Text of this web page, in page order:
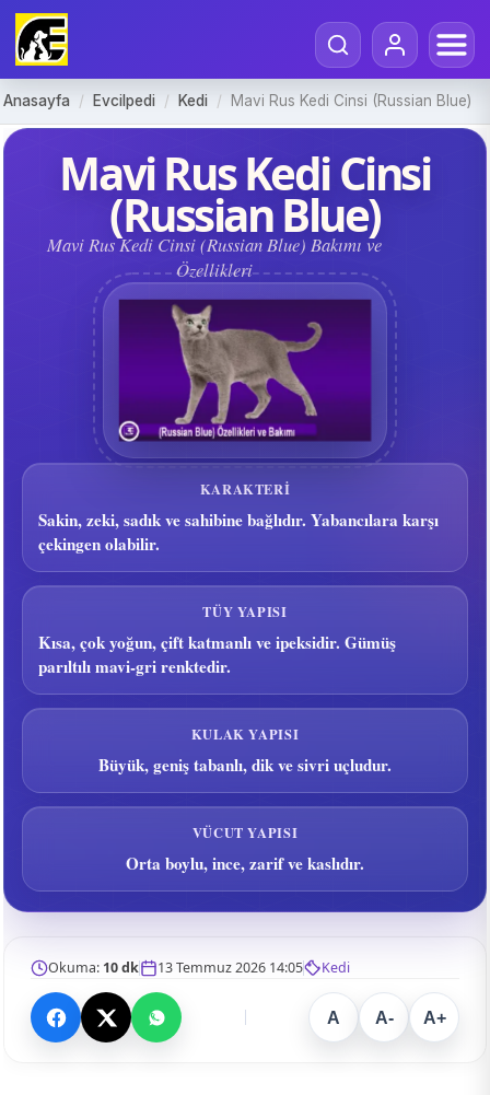
Anasayfa / Evcilpedi / Kedi / Mavi Rus Kedi Cinsi (Russian Blue)
Mavi Rus Kedi Cinsi
(Russian Blue)
Mavi Rus Kedi Cinsi (Russian Blue) Bakımı ve
Özellikleri
KARAKTERI
Sakin, zeki, sadık ve sahibine bağlıdır. Yabancılara karşı
çekingen olabilir.
TÜY YAPISI
Kısa, çok yoğun, çift katmanlı ve ipeksidir. Gümüş
parıltılı mavi-gri renktedir.
KULAK YAPISI
Büyük, geniş tabanlı, dik ve sivri uçludur.
VÜCUT YAPISI
Orta boylu, ince, zarif ve kaslıdır.
Okuma: 10 dk 13 Temmuz 2026 14:05 Kedi
A A- A+